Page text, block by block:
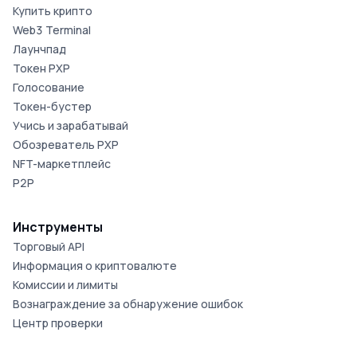
Купить крипто
Web3 Terminal
Лаунчпад
Токен PXP
Голосование
Токен-бустер
Учись и зарабатывай
Обозреватель PXP
NFT-маркетплейс
P2P
Инструменты
Торговый API
Информация о криптовалюте
Комиссии и лимиты
Вознаграждение за обнаружение ошибок
Центр проверки